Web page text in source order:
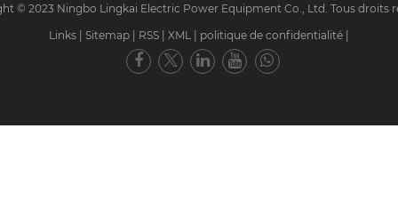
© 2023 Ningbo Lingkai Electric Power Equipment Co., Ltd. Tous droits
Links
Sitemap RSS XML politique de confidentialité